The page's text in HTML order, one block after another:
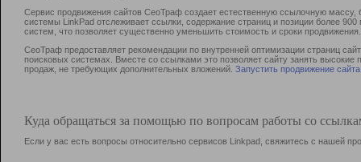
Сервис продвижения сайтов СеоТраф создает естественную ссылочную
системы LinkPad отслеживает ссылки, содержание страниц и позиции более
систем, что позволяет существенно уменьшить стоимость и сроки продвижения.
СеоТраф предоставляет рекомендации по внутренней оптимизации страниц
поисковых системах. Вместе со ссылками это позволяет сайту занять
продаж, не требующих дополнительных вложений. Запустить продвижение сайта
Куда обращаться за помощью по вопросам работы со
Если у вас есть вопросы относительно сервисов Linkpad, свяжитесь с нашей